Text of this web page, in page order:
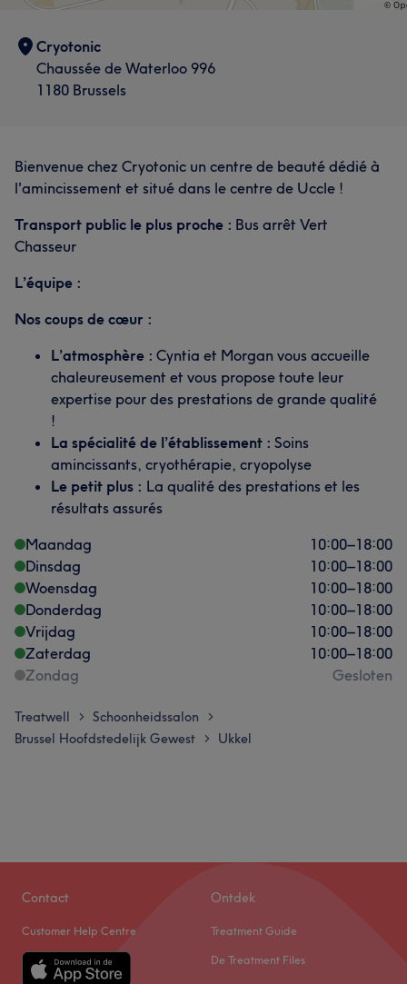
Cryotonic
Chaussée de Waterloo 996
1180 Brussels
Bienvenue chez Cryotonic un centre de beauté dédié à
l'amincissement et situé dans le centre de Uccle !
Transport public le plus proche : Bus arrêt Vert
Chasseur
L’équipe :
Nos coups de cœur :
L’atmosphère : Cyntia et Morgan vous accueille
chaleureusement et vous propose toute leur
expertise pour des prestations de grande qualité
!
La spécialité de l’établissement : Soins
amincissants, cryothérapie, cryopolyse
Le petit plus : La qualité des prestations et les
résultats assurés
Maandag
10:00–18:00
Dinsdag
10:00–18:00
Woensdag
10:00–18:00
Donderdag
10:00–18:00
Vrijdag
10:00–18:00
Zaterdag
10:00–18:00
Zondag
Gesloten
Treatwell > Schoonheidssalon >
Brussel Hoofdstedelijk Gewest > Ukkel
Contact
Customer Help Centre
Ontdek
Treatment Guide
De Treatment Files